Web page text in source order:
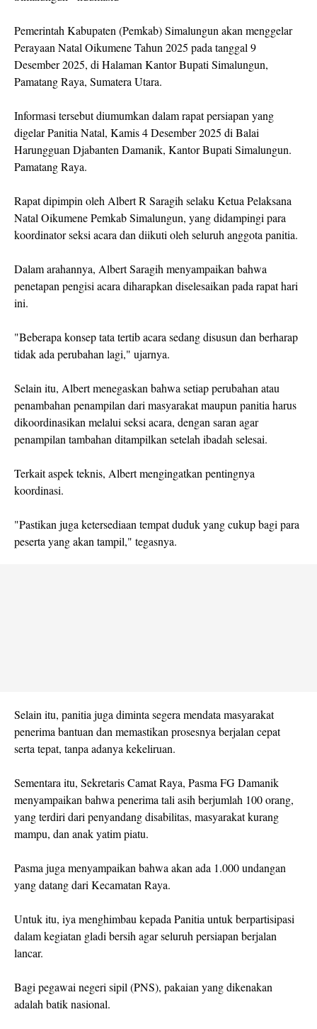
Pemerintah Kabupaten (Pemkab) Simalungun akan menggelar
Perayaan Natal Oikumene Tahun 2025 pada tanggal 9
Desember 2025, di Halaman Kantor Bupati Simalungun,
Pamatang Raya, Sumatera Utara.
Informasi tersebut diumumkan dalam rapat persiapan yang
digelar Panitia Natal, Kamis 4 Desember 2025 di Balai
Harungguan Djabanten Damanik, Kantor Bupati Simalungun.
Pamatang Raya.
Rapat dipimpin oleh Albert R Saragih selaku Ketua Pelaksana
Natal Oikumene Pemkab Simalungun, yang didampingi para
koordinator seksi acara dan diikuti oleh seluruh anggota panitia.
Dalam arahannya, Albert Saragih menyampaikan bahwa
penetapan pengisi acara diharapkan diselesaikan pada rapat hari
ini.
"Beberapa konsep tata tertib acara sedang disusun dan berharap
tidak ada perubahan lagi," ujarnya.
Selain itu, Albert menegaskan bahwa setiap perubahan atau
penambahan penampilan dari masyarakat maupun panitia harus
dikoordinasikan melalui seksi acara, dengan saran agar
penampilan tambahan ditampilkan setelah ibadah selesai.
Terkait aspek teknis, Albert mengingatkan pentingnya
koordinasi.
"Pastikan juga ketersediaan tempat duduk yang cukup bagi para
peserta yang akan tampil," tegasnya.
Selain itu, panitia juga diminta segera mendata masyarakat
penerima bantuan dan memastikan prosesnya berjalan cepat
serta tepat, tanpa adanya kekeliruan.
Sementara itu, Sekretaris Camat Raya, Pasma FG Damanik
menyampaikan bahwa penerima tali asih berjumlah 100 orang,
yang terdiri dari penyandang disabilitas, masyarakat kurang
mampu, dan anak yatim piatu.
Pasma juga menyampaikan bahwa akan ada 1.000 undangan
yang datang dari Kecamatan Raya.
Untuk itu, iya menghimbau kepada Panitia untuk berpartisipasi
dalam kegiatan gladi bersih agar seluruh persiapan berjalan
lancar.
Bagi pegawai negeri sipil (PNS), pakaian yang dikenakan
adalah batik nasional.